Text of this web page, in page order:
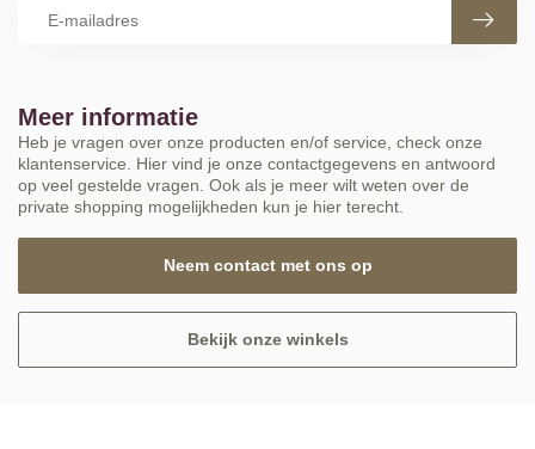
Meer informatie
Heb je vragen over onze producten en/of service, check onze
klantenservice. Hier vind je onze contactgegevens en antwoord
op veel gestelde vragen. Ook als je meer wilt weten over de
private shopping mogelijkheden kun je hier terecht.
Neem contact met ons op
Bekijk onze winkels